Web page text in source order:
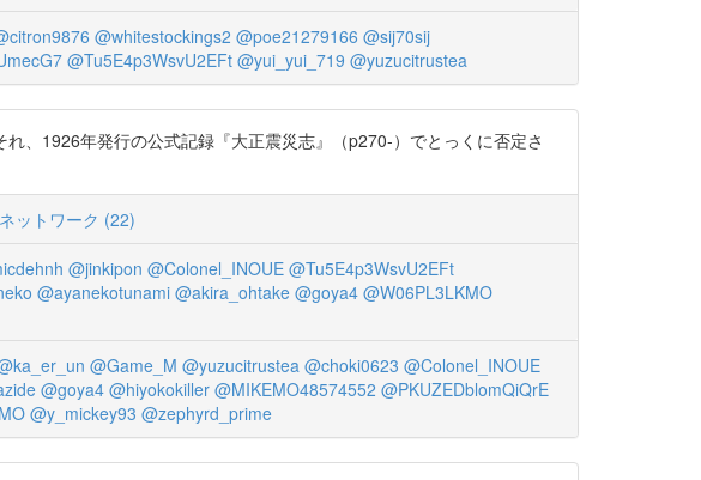
@whitestockings2 @poe21279166 @sij70sij
@Tu5E4p3WsvU2EFt @yui_yui_719 @yuzucitrustea
、1926年発行の公式記録『大正震災志』（p270-）でとっくに否定さ
ットワーク (22)
@jinkipon @Colonel_INOUE @Tu5E4p3WsvU2EFt
@ayanekotunami @akira_ohtake @goya4 @W06PL3LKMO
@Game_M @yuzucitrustea @choki0623 @Colonel_INOUE
@goya4 @hiyokokiller @MIKEMO48574552 @PKUZEDblomQiQrE
@y_mickey93 @zephyrd_prime